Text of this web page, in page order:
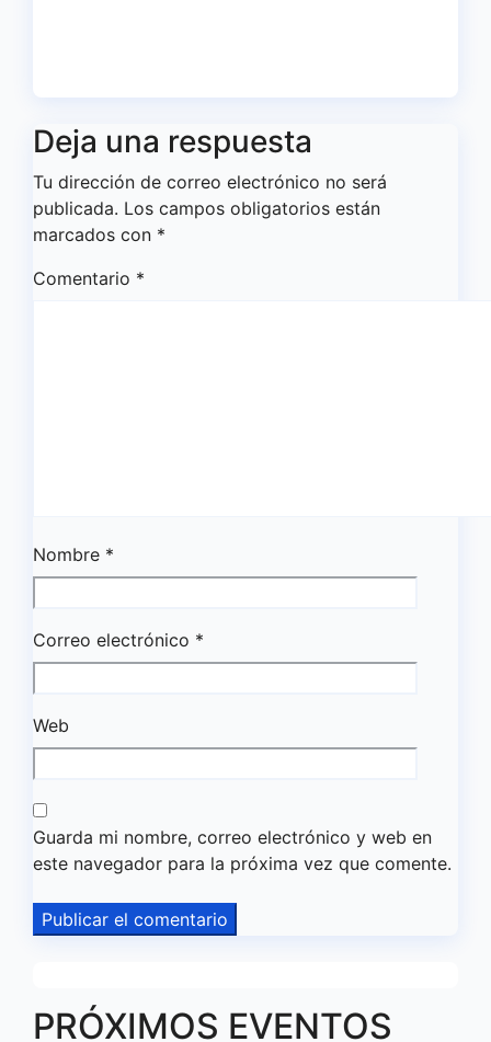
Deja una respuesta
Tu dirección de correo electrónico no será
publicada. Los campos obligatorios están
marcados con *
Comentario *
Nombre *
Correo electrónico *
Web
Guarda mi nombre, correo electrónico y web en
este navegador para la próxima vez que comente.
PRÓXIMOS EVENTOS